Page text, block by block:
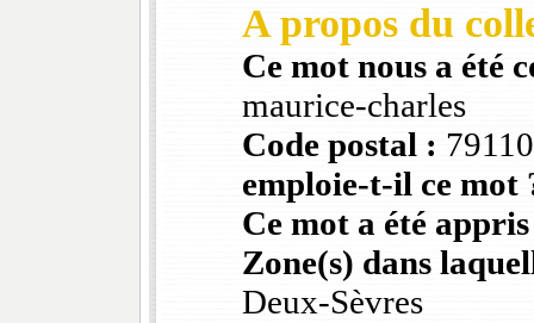
A propos du
Ce mot nous a été
maurice-charles
Code postal :
emploie-t-il ce mot
Ce mot a été
Zone(s) dans
Deux-Sèvres